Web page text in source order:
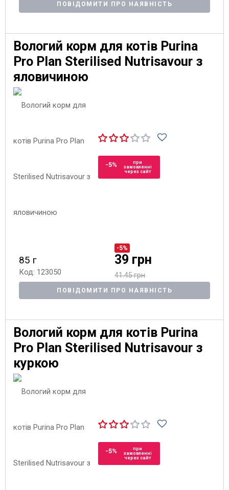
ПОВІДОМИТИ ПРО НАЯВНІСТЬ
Вологий корм для котів Purina
Pro Plan Sterilised Nutrisavour з
яловичиною
-5%
при
замовленні
через сайт
85 г
Код: 123050
-5%
39 грн
41.45 грн
ПОВІДОМИТИ ПРО НАЯВНІСТЬ
Вологий корм для котів Purina
Pro Plan Sterilised Nutrisavour з
куркою
-5%
при
замовленні
через сайт